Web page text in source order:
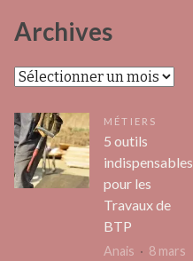
Archives
Archives
MÉTIERS
5 outils
indispensables
pour les
Travaux de
BTP
Anais
8 mars